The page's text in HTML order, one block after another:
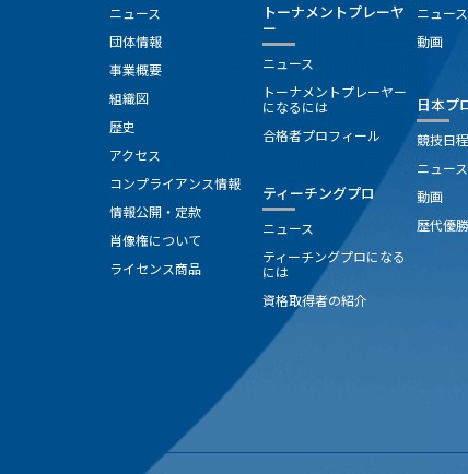
ニュース
団体情報
事業概要
組織図
歴史
アクセス
コンプライアンス情報
情報公開・定款
肖像権について
ライセンス商品
トーナメントプレーヤ
ー
ニュース
トーナメントプレーヤー
になるには
合格者プロフィール
ティーチングプロ
ニュース
ティーチングプロになる
には
資格取得者の紹介
ニュース
動画
日本プ
競技日程
ニュース
動画
歴代優